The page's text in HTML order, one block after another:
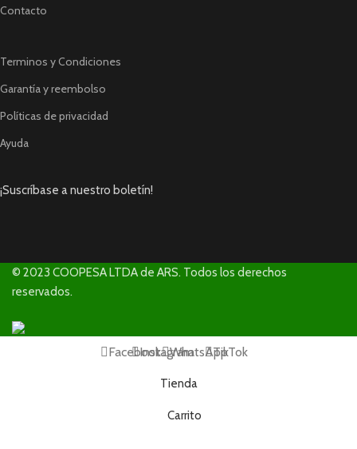
Contacto
Terminos y Condiciones
Garantía y reembolso
Políticas de privacidad
Ayuda
¡Suscríbase a nuestro boletín!
© 2023 COOPESA LTDA de ARS. Todos los derechos
reservados.
FacebookInstagramWhatsAppTikTok
Tienda
Carrito